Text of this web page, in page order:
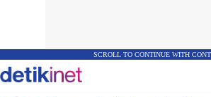
SCROLL TO CONTINUE WITH